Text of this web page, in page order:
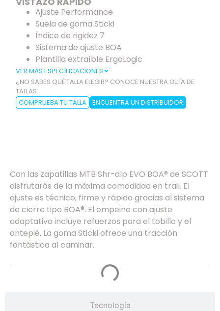
Ajuste Performance
Suela de goma Sticki
Índice de rigidez 7
Sistema de ajuste BOA
Plantilla extraíble ErgoLogic
VER MÁS ESPECÍFICACIONES
¿NO SABES QUÉ TALLA ELEGIR? CONOCE NUESTRA GUÍA DE
TALLAS.
COMPRUEBA TU TALLA
ENCUENTRA UN DISTRIBUIDOR
Tecnología
Con las zapatillas MTB Shr-alp EVO BOA® de SCOTT
disfrutarás de la máxima comodidad en trail. El
ajuste es técnico, firme y rápido gracias al sistema
de cierre tipo BOA®. El empeine con ajuste
adaptativo incluye refuerzos para el tobillo y el
antepié. La goma Sticki ofrece una tracción
fantástica al caminar.